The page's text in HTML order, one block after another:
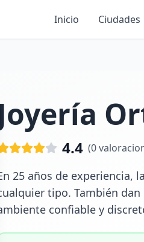
Inicio Ciudades
Joyería
4.4 (0
25 años de experiencia,
tipo. También
confiable y